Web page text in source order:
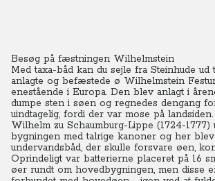
Besøg på fæstningen Wilhelmstein
Med taxa-båd kan du sejle fra Steinhude
anlagte og befæstede ø Wilhelmstein
enestående i Europa. Den blev anlagt i
dumpe sten i søen og regnedes dengang
uindtagelig, fordi der var mose på
Wilhelm zu Schaumburg-Lippe (1724-1777)
bygningen med talrige kanoner og her
undervandsbåd, der skulle forsvare øen,
Oprindeligt var batterierne placeret på 16
øer rundt om hovedbygningen, men disse